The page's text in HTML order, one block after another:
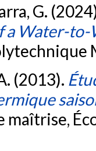
G.
a Water-
(2013).
maîtrise,